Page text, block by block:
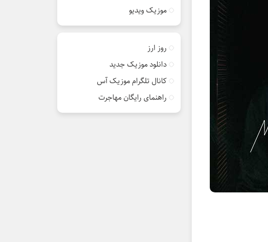
موزیک ویدیو
روز ارز
دانلود موزیک جدید
کانال تلگرام موزیک آس
راهنمای رایگان مهاجرت